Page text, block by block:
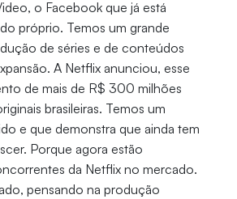
o Facebook que já está
próprio. Temos um grande
de séries e de conteúdos
A Netflix anunciou, esse
de mais de R$ 300 milhões
brasileiras. Temos um
e que demonstra que ainda tem
Porque agora estão
da Netflix no mercado.
pensando na produção